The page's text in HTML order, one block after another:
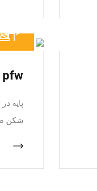
pfw سنگ شکن ضربه ای
پایه
شکن